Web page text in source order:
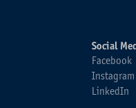
Social
Facebook
Instagram
LinkedIn